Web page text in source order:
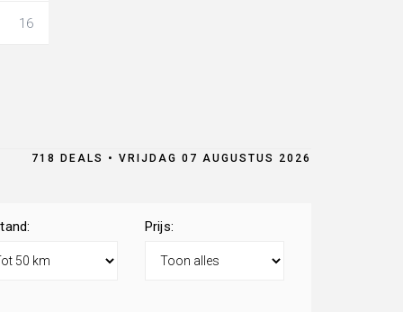
16
718 DEALS • VRIJDAG 07 AUGUSTUS 2026
Prijs: